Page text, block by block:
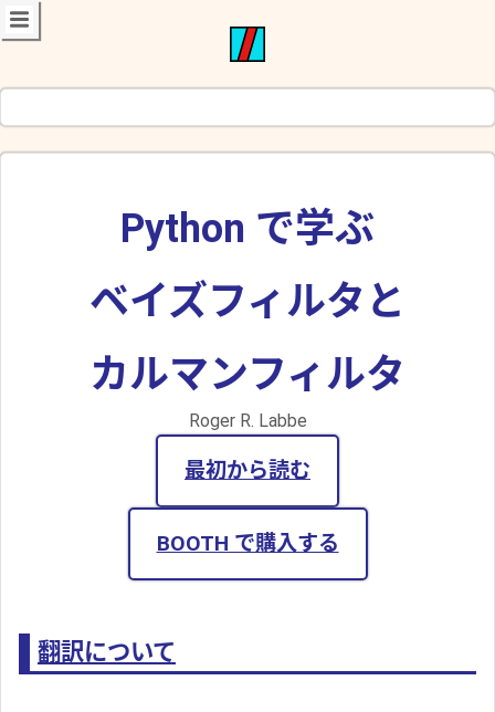
Python で学ぶ
ベイズフィルタと
カルマンフィルタ
Roger R. Labbe
最初から読む
BOOTH で購入する
翻訳について